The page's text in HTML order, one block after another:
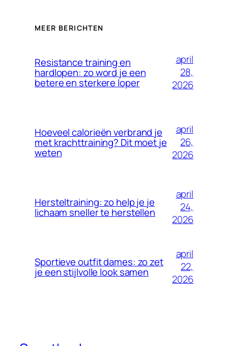
MEER BERICHTEN
Resistance training en
hardlopen: zo word je een
betere en sterkere loper
april
28,
2026
Hoeveel calorieën verbrand je
met krachttraining? Dit moet je
weten
april
26,
2026
Hersteltraining: zo help je je
lichaam sneller te herstellen
april
24,
2026
Sportieve outfit dames: zo zet
je een stijlvolle look samen
april
22,
2026